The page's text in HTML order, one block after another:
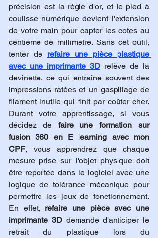
précision est la règle d'or, et le pied à
coulisse numérique devient l'extension
de votre main pour capter les cotes au
centième de millimètre. Sans cet outil,
tenter de refaire une pièce plastique
avec une imprimante 3D relève de la
devinette, ce qui entraîne souvent des
impressions ratées et un gaspillage de
filament inutile qui finit par coûter cher.
Durant votre apprentissage, si vous
décidez de faire une formation sur
fusion 360 en E learning avec mon
CPF, vous apprendrez que chaque
mesure prise sur l'objet physique doit
être reportée dans le logiciel avec une
logique de tolérance mécanique pour
permettre les jeux de fonctionnement.
En effet, refaire une pièce avec une
imprimante 3D demande d'anticiper le
retrait du plastique lors du